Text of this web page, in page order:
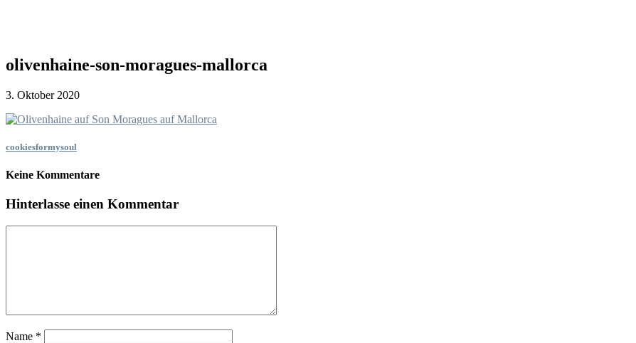
olivenhaine-son-moragues-mallorca
3. Oktober 2020
cookiesformysoul
Keine Kommentare
Hinterlasse einen Kommentar
Name *